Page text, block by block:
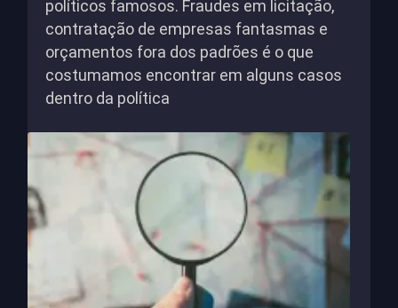
políticos famosos. Fraudes em licitação,
contratação de empresas fantasmas e
orçamentos fora dos padrões é o que
costumamos encontrar em alguns casos
dentro da política